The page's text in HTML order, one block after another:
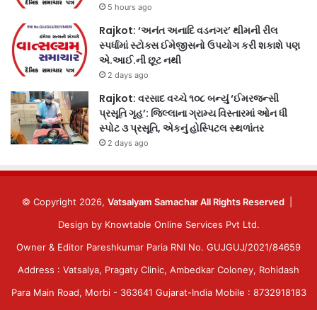
5 hours ago
Rajkot: ‘અનંત અનાદિ વડનગર’ થીમની રીલ
સ્પર્ધામાં સ્ટોક્સ ઈમેજીસનો ઉપયોગ કરી શકાશે પણ
એ.આઈ.ની છૂટ નથી
2 days ago
Rajkot: વરસાદ વચ્ચે ૧૦૮ બન્યું ‘ઈમરજન્સી
પ્રસૂતિ ગૃહ’: જિલ્લાના ગ્રામ્ય વિસ્તારમાં ઓન ધી
સ્પોટ ૩ પ્રસૂતિ, એકનું હોસ્પિટલ સ્થળાંતર
2 days ago
© Copyright 2026, Vatsalyam Samachar All Rights Reserved
Design by Knowtable Online Services Pvt Ltd.
Owner & Editor Pareshkumar Paria RNI No. GUJGUJ/2021/84659
Address : Vatsalya, Pragaty Clinic, Ambedkar Coloney, Rohidash
Para Main Road, Morbi - 363641 Gujarat-India Mobile : 8732918183